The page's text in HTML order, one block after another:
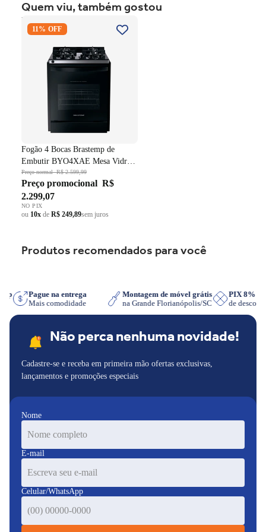
Quem viu, também gostou
Fogão 4 Bocas Brastemp de
Embutir BYO4XAE Mesa
Fundido Dupla Chama Preto
11% OFF
Fogão 4 Bocas Brastemp de
Embutir BYO4XAE Mesa Vidro
Grade em Ferro Fundido Dupla
Chama Preto Bivolt
Preço normalR$ 2.599,99
Preço promocional R$
2.299,07
NO PIX
ou 10x de R$ 249,89sem juros
Produtos recomendados para você
Pague na entrega
Mais comodidade
Montagem de móvel grátis
na Grande Florianópolis/SC
PIX 8%
de
Não perca nenhuma novidade!
Cadastre-se e receba em primeira mão ofertas exclusivas,
lançamentos e promoções especiais
Nome
E-mail
Celular/WhatsApp